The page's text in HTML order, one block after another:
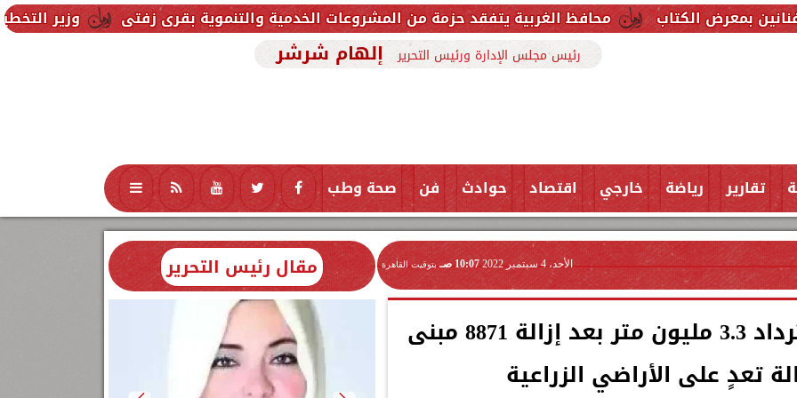
وزير التخطيط يتابع محافظ الغربية يتفقد حزمة من المشروعات الخدمية والتنموية بقرى زفتى
رئيس مجلس الإدارة ورئيس التحرير إلهام شرشر
تقارير رياضة خارجي اقتصاد حوادث فن صحة وطب تكنولوجيا منوعات محافظات
الأحد، 4 سبتمبر 2022 10:07 صـ بتوقيت القاهرة
وزير التنمية المحلية : استرداد 3.3 مليون متر بعد إزالة 8871 مبنى
مقال رئيس التحرير